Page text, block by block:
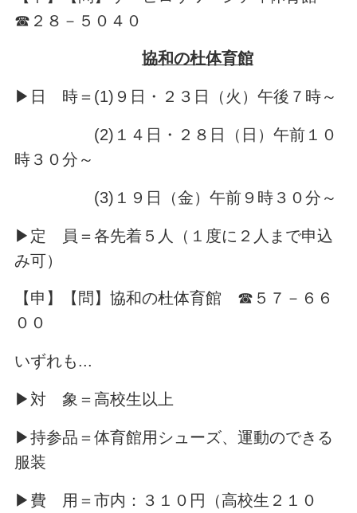
☎２８－５０４０
協和の杜体育館
▶日 時＝(1)９日・２３日（火）午後７時～
(2)１４日・２８日（日）午前１０
時３０分～
(3)１９日（金）午前９時３０分～
▶定 員＝各先着５人（１度に２人まで申込
み可）
【申】【問】協和の杜体育館 ☎５７－６６
００
いずれも...
▶対 象＝高校生以上
▶持参品＝体育館用シューズ、運動のできる
服装
▶費 用＝市内：３１０円（高校生２１０